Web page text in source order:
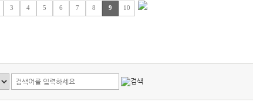
3 4 5 6 7 8 9 10